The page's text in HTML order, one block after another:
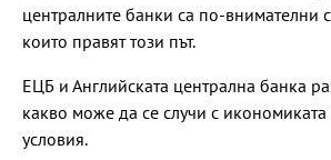
централните банки са по-внимателни
които правят този път.
ЕЦБ и Английската централна банка
какво може да се случи с
условия.